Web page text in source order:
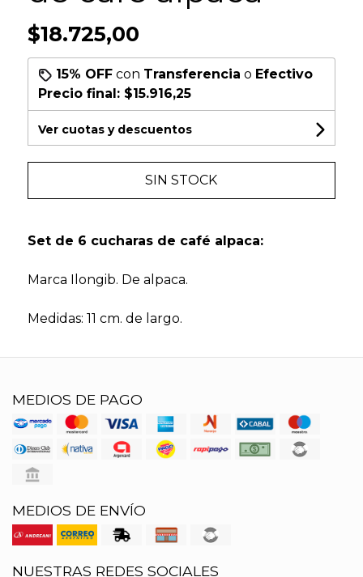
$18.725,00
15% OFFcon Transferencia o Efectivo
Precio final: $15.916,25
Ver cuotas y descuentos
SIN STOCK
Set de 6 cucharas de café alpaca:
Marca Ilongib. De alpaca.
Medidas: 11 cm. de largo.
MEDIOS DE PAGO
MEDIOS DE ENVÍO
NUESTRAS REDES SOCIALES